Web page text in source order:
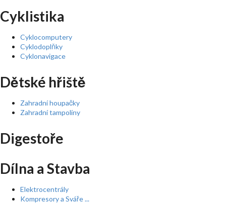
Cyklistika
Cyklocomputery
Cyklodoplňky
Cyklonavigace
Dětské hřiště
Zahradní houpačky
Zahradní tampolíny
Digestoře
Dílna a Stavba
Elektrocentrály
Kompresory a Sváře ...